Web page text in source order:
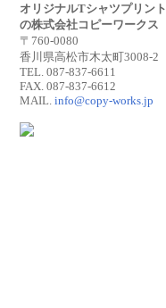
オリジナルTシャツプリント
の株式会社コピーワークス
〒760-0080
香川県高松市木太町3008-2
TEL. 087-837-6611
FAX. 087-837-6612
MAIL. info@copy-works.jp